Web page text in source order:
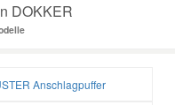
DOKKER
Anschlagpuffer